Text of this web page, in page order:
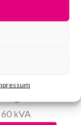
060.RB+01
1
60 kVA